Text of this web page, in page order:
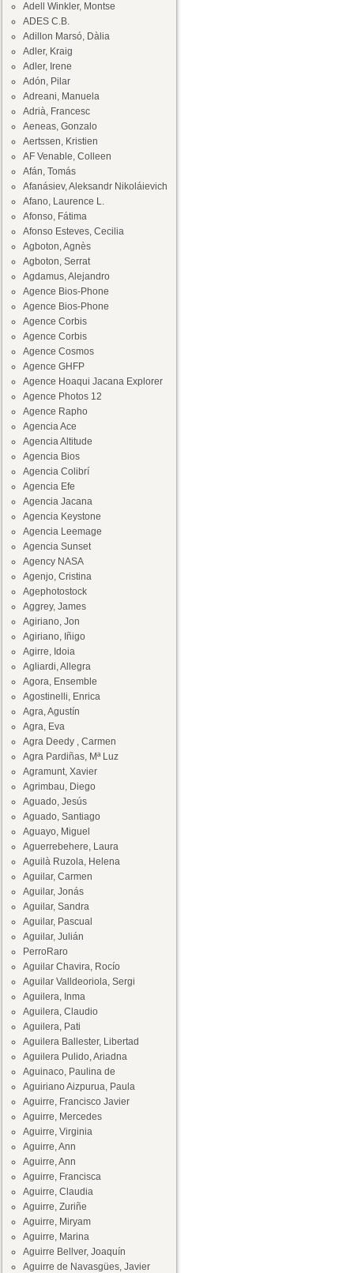
Adell Winkler, Montse
ADES C.B.
Adillon Marsó, Dàlia
Adler, Kraig
Adler, Irene
Adón, Pilar
Adreani, Manuela
Adrià, Francesc
Aeneas, Gonzalo
Aertssen, Kristien
AF Venable, Colleen
Afán, Tomás
Afanásiev, Aleksandr Nikoláievich
Afano, Laurence L.
Afonso, Fátima
Afonso Esteves, Cecilia
Agboton, Agnès
Agboton, Serrat
Agdamus, Alejandro
Agence Bios-Phone
Agence Bios-Phone
Agence Corbis
Agence Corbis
Agence Cosmos
Agence GHFP
Agence Hoaqui Jacana Explorer
Agence Photos 12
Agence Rapho
Agencia Ace
Agencia Altitude
Agencia Bios
Agencia Colibrí
Agencia Efe
Agencia Jacana
Agencia Keystone
Agencia Leemage
Agencia Sunset
Agency NASA
Agenjo, Cristina
Agephotostock
Aggrey, James
Agiriano, Jon
Agiriano, Iñigo
Agirre, Idoia
Agliardi, Allegra
Agora, Ensemble
Agostinelli, Enrica
Agra, Agustín
Agra, Eva
Agra Deedy , Carmen
Agra Pardiñas, Mª Luz
Agramunt, Xavier
Agrimbau, Diego
Aguado, Jesús
Aguado, Santiago
Aguayo, Miguel
Aguerrebehere, Laura
Aguilà Ruzola, Helena
Aguilar, Carmen
Aguilar, Jonás
Aguilar, Sandra
Aguilar, Pascual
Aguilar, Julián
PerroRaro
Aguilar Chavira, Rocío
Aguilar Valldeoriola, Sergi
Aguilera, Inma
Aguilera, Claudio
Aguilera, Pati
Aguilera Ballester, Libertad
Aguilera Pulido, Ariadna
Aguinaco, Paulina de
Aguiriano Aizpurua, Paula
Aguirre, Francisco Javier
Aguirre, Mercedes
Aguirre, Virginia
Aguirre, Ann
Aguirre, Ann
Aguirre, Francisca
Aguirre, Claudia
Aguirre, Zuriñe
Aguirre, Miryam
Aguirre, Marina
Aguirre Bellver, Joaquín
Aguirre de Navasgües, Javier